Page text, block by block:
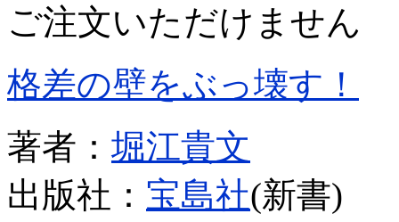
ご注文いただけません
格差の壁をぶっ壊す！
著者： 堀江貴文
出版社： 宝島社(新書)